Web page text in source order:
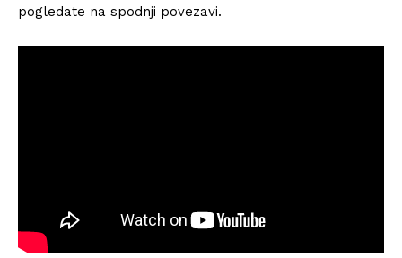
pogledate na spodnji povezavi.